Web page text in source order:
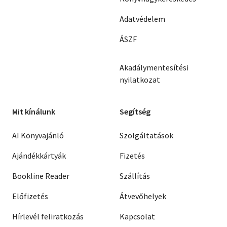
Adatvédelem
ÁSZF
Akadálymentesítési
nyilatkozat
Mit kínálunk
AI Könyvajánló
Ajándékkártyák
Bookline Reader
Előfizetés
Hírlevél feliratkozás
Segítség
Szolgáltatások
Fizetés
Szállítás
Átvevőhelyek
Kapcsolat